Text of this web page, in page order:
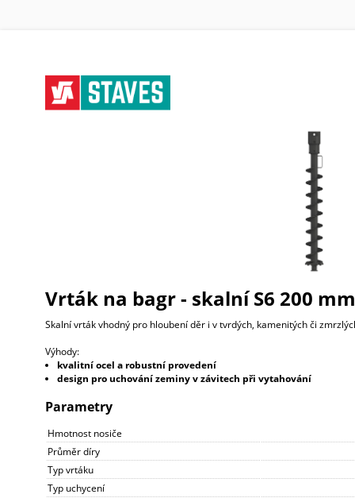
Vrták na bagr - skalní S6 200 mm
Skalní vrták vhodný pro hloubení děr i v tvrdých, kamenitých či
Výhody:
kvalitní ocel a robustní provedení
design pro uchování zeminy v závitech při vytahování
Parametry
Hmotnost nosiče
Průměr díry
Typ vrtáku
Typ uchycení